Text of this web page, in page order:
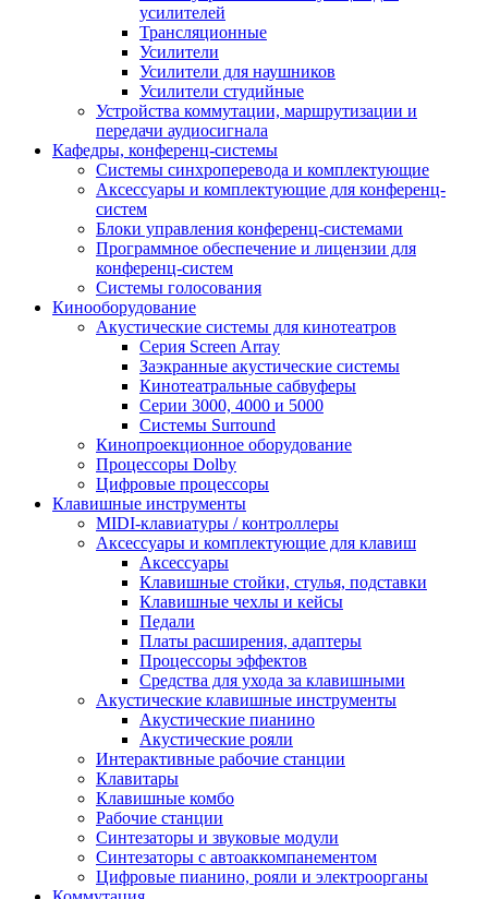
усилителей
Трансляционные
Усилители
Усилители для наушников
Усилители студийные
Устройства коммутации, маршрутизации и
передачи аудиосигнала
Кафедры, конференц-системы
Cистемы синхроперевода и комплектующие
Аксессуары и комплектующие для конференц-
систем
Блоки управления конференц-системами
Программное обеспечение и лицензии для
конференц-систем
Системы голосования
Кинооборудование
Акустические системы для кинотеатров
Cерия Screen Array
Заэкранные акустические системы
Кинотеатральные сабвуферы
Серии 3000, 4000 и 5000
Системы Surround
Кинопроекционное оборудование
Процессоры Dolby
Цифровые процессоры
Клавишные инструменты
MIDI-клавиатуры / контроллеры
Аксессуары и комплектующие для клавиш
Аксессуары
Клавишные стойки, стулья, подставки
Клавишные чехлы и кейсы
Педали
Платы расширения, адаптеры
Процессоры эффектов
Средства для ухода за клавишными
Акустические клавишные инструменты
Акустические пианино
Акустические рояли
Интерактивные рабочие станции
Клавитары
Клавишные комбо
Рабочие станции
Синтезаторы и звуковые модули
Синтезаторы с автоаккомпанементом
Цифровые пианино, рояли и электроорганы